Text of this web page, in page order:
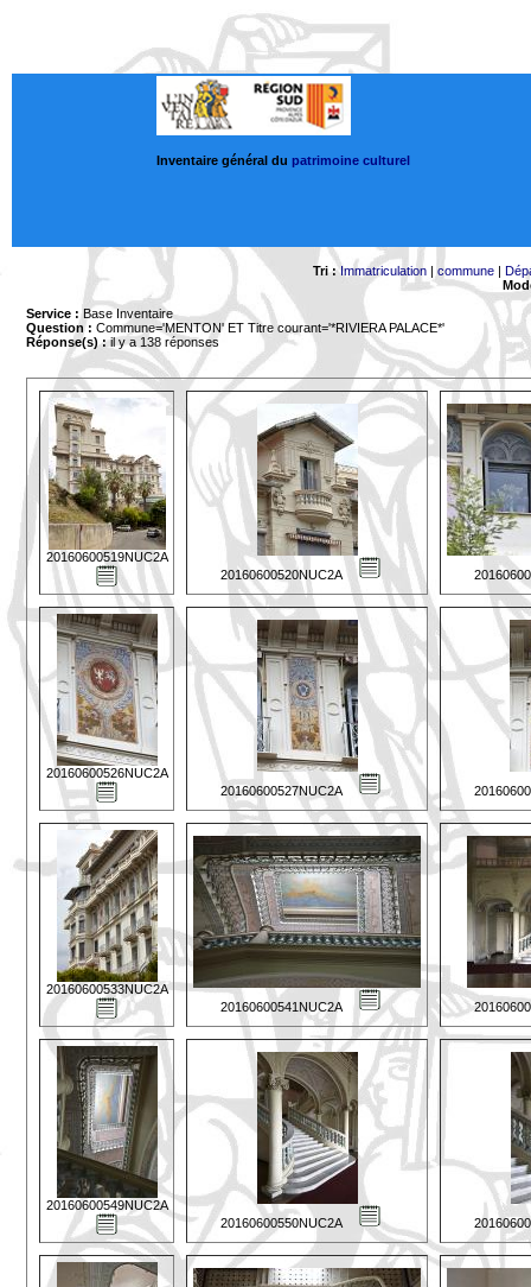
Inventaire général du patrimoine culturel
Tri : Immatriculation |commune |
Service : Base Inventaire
Question : Commune='MENTON' ET Titre courant='*RIVIERA PALACE*'
Réponse(s) :il y a 138 réponses
20160600519NUC2A
20160600520NUC2A
20160600526NUC2A
20160600527NUC2A
20160600533NUC2A
20160600541NUC2A
20160600549NUC2A
20160600550NUC2A